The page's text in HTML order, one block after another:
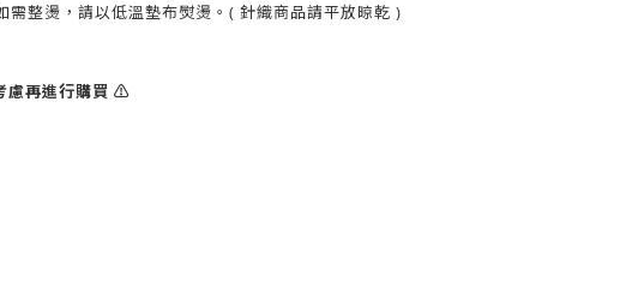
需整燙，請以低溫墊布熨燙。( 針織商品請平放晾乾 )
再進行購買 ⚠️